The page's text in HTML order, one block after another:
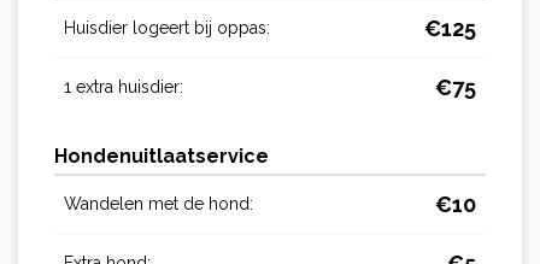
Huisdier logeert bij oppas: €125
1 extra huisdier: €75
Hondenuitlaatservice
Wandelen met de hond: €10